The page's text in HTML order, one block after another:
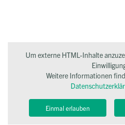
Um externe HTML-Inhalte
Weitere Informationen
Einmal erlauben